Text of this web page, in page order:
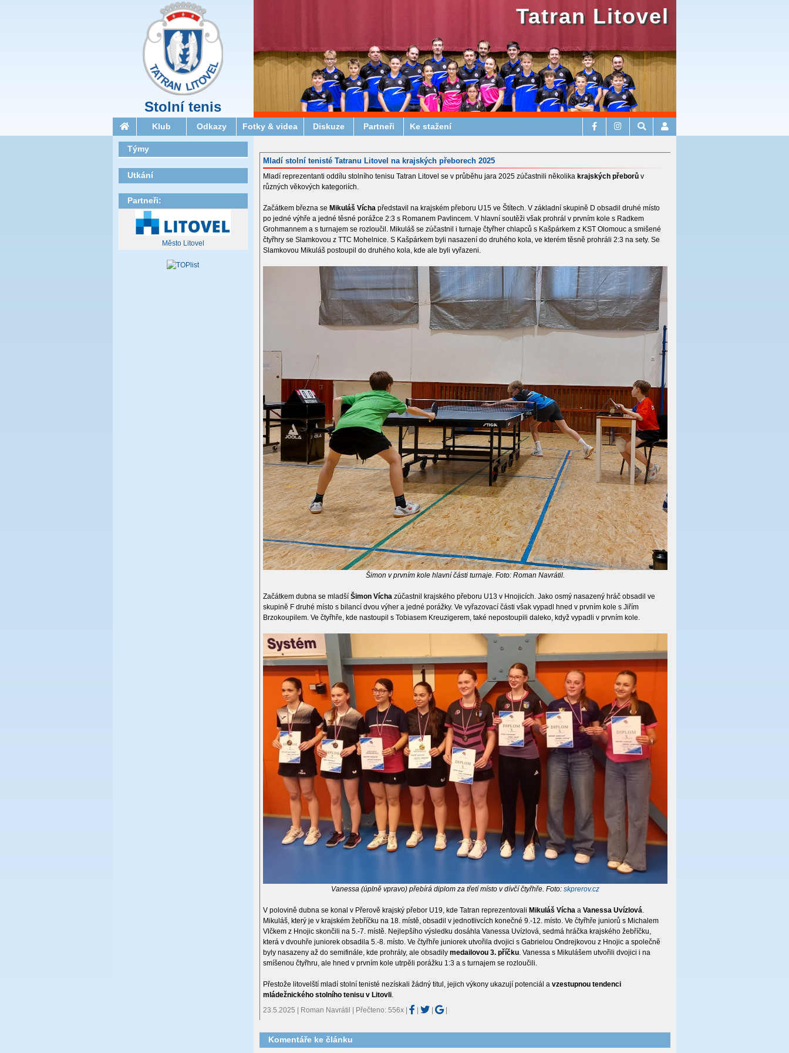
Stolní tenis
Tatran Litovel
Klub Odkazy Fotky & videa Diskuze Partneři Ke stažení
Mladí stolní tenisté Tatranu Litovel na krajských přeborech 2025
Mladí reprezentanti oddílu stolního tenisu Tatran Litovel se v průběhu jara 2025 zúčastnili několika krajských přeborů v
různých věkových kategoriích.
Začátkem března se Mikuláš Vícha představil na krajském přeboru U15 ve Štítech. V základní skupině D obsadil druhé místo
po jedné výhře a jedné těsné porážce 2:3 s Romanem Pavlincem. V hlavní soutěži však prohrál v prvním kole s Radkem
Grohmannem a s turnajem se rozloučil. Mikuláš se zúčastnil i turnaje čtyřher chlapců s Kašpárkem z KST Olomouc a smišené
čtyřhry se Slamkovou z TTC Mohelnice. S Kašpárkem byli nasazení do druhého kola, ve kterém těsně prohráli 2:3 na sety. Se
Slamkovou Mikuláš postoupil do druhého kola, kde ale byli vyřazeni.
Šimon v prvním kole hlavní části turnaje. Foto: Roman Navrátil.
Začátkem dubna se mladší Šimon Vícha zúčastnil krajského přeboru U13 v Hnojicích. Jako osmý nasazený hráč obsadil ve
skupině F druhé místo s bilancí dvou výher a jedné porážky. Ve vyřazovací části však vypadl hned v prvním kole s Jiřím
Brzokoupilem. Ve čtyřhře, kde nastoupil s Tobiasem Kreuzigerem, také nepostoupili daleko, když vypadli v prvním kole.
Vanessa (úplně vpravo) přebírá diplom za třetí místo v dívčí čtyřhře. Foto: skprerov.cz
V polovině dubna se konal v Přerově krajský přebor U19, kde Tatran reprezentovali Mikuláš Vícha a Vanessa Uvízlová.
Mikuláš, který je v krajském žebříčku na 18. místě, obsadil v jednotlivcích konečné 9.-12. místo. Ve čtyřhře juniorů s Michalem
Vlčkem z Hnojic skončili na 5.-7. místě. Nejlepšího výsledku dosáhla Vanessa Uvízlová, sedmá hráčka krajského žebříčku,
která v dvouhře juniorek obsadila 5.-8. místo. Ve čtyřhře juniorek utvořila dvojici s Gabrielou Ondrejkovou z Hnojic a společně
byly nasazeny až do semifinále, kde prohrály, ale obsadily medailovou 3. příčku. Vanessa s Mikulášem utvořili dvojici i na
smíšenou čtyřhru, ale hned v prvním kole utrpěli porážku 1:3 a s turnajem se rozloučili.
Přestože litovelští mladí stolní tenisté nezískali žádný titul, jejich výkony ukazují potenciál a vzestupnou tendenci
mládežnického stolního tenisu v Litovli.
23.5.2025 | Roman Navrátil | Přečteno: 556x
|
Komentáře ke článku
Týmy
Utkání
Partneři:
Město Litovel